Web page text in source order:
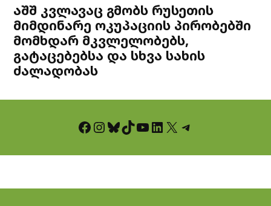
აშშ კვლავაც გმობს რუსეთის
მიმდინარე ოკუპაციის პირობებში
მომხდარ მკვლელობებს,
გატაცებებსა და სხვა სახის
ძალადობას
Facebook InstagramBluesky TikTok YouTube LinkedIn X Telegram